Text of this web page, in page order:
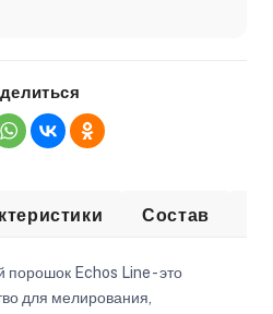
Состав
Echos Line - это
для мелирования,